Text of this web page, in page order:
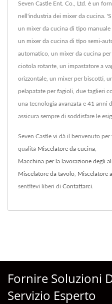
Seven Castle Ent. Co., Ltd. è un
nell'industria dei mixer da cucina.
un mixer da cucina di tipo
un mixer da cucina di tipo semi-
automatico, un mixer da cucina
ciotola rotante, un impastatore a
orizzontale, un mixer per biscotti,
pelapatate per fagioli, due taglieri
una tecnologia avanzata e 41 anni
assicura sempre di soddisfare le
Seven Castle vi dà il benvenuto
qualità Miscelatore da cucina
Macchina per la lavorazione degli
Miscelatore da tavolo Miscelatore
sentitevi liberi di Contattarci
Fornire Soluzioni
Servizio Esperto